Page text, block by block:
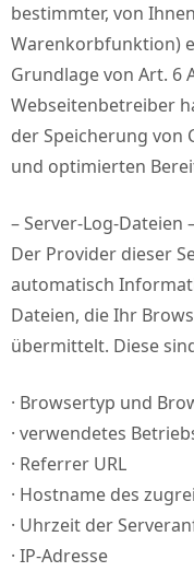
bestimmter, von
Warenkorbfunktion)
Grundlage von Art. 6
Webseitenbetreiber
der Speicherung von
und optimierten
– Server-Log-Dateien
Der Provider dieser
automatisch
Dateien, die Ihr
übermittelt. Diese
· Browsertyp und
· verwendetes
· Referrer URL
· Hostname des
· Uhrzeit der
· IP-Adresse